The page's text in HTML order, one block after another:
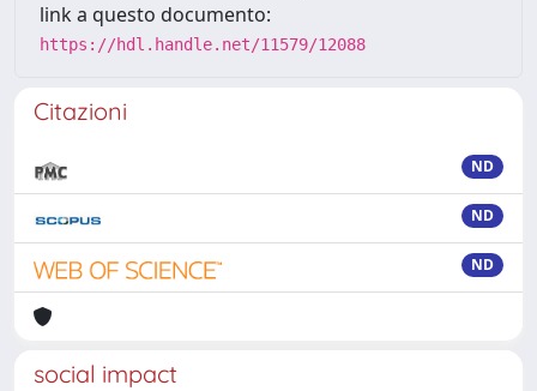
link a questo documento:
https://hdl.handle.net/11579/12088
Citazioni
ND
ND
ND
social impact